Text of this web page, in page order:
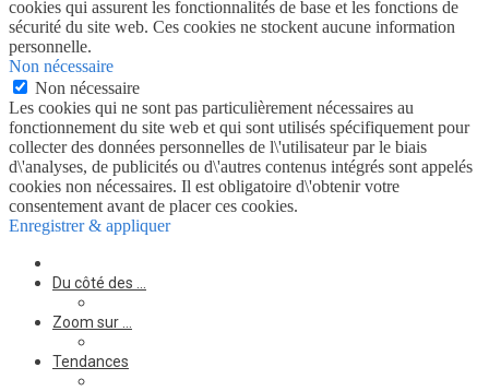
cookies qui assurent les fonctionnalités de base et les fonctions de
sécurité du site web. Ces cookies ne stockent aucune information
personnelle.
Non nécessaire
Non nécessaire
Les cookies qui ne sont pas particulièrement nécessaires au
fonctionnement du site web et qui sont utilisés spécifiquement pour
collecter des données personnelles de l\'utilisateur par le biais
d\'analyses, de publicités ou d\'autres contenus intégrés sont appelés
cookies non nécessaires. Il est obligatoire d\'obtenir votre
consentement avant de placer ces cookies.
Enregistrer & appliquer
Du côté des …
Zoom sur …
Tendances